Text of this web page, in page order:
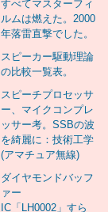
すべてマスターフィ
ルムは燃えた。2000
年落雷直撃でした。
スピーカー駆動理論
の比較一覧表。
スピーチプロセッサ
ー、マイクコンプレ
ッサー考。SSBの波
を綺麗に：技術工学
(アマチュア無線)
ダイヤモンドバッフ
ァー
IC「LH0002」すら